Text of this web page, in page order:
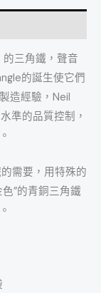
三角鐵，聲音
的誕生使它們
造經驗，Neil
準的品質控制，
需要，用特殊的
”的青銅三角鐵